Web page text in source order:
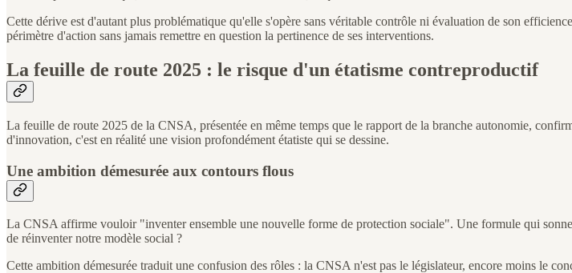
Cette dérive est d'autant plus problématique qu'elle s'opère sans véritable contrôle ni évaluation de son
périmètre d'action sans jamais remettre en question la pertinence de ses interventions.
La feuille de route 2025 : le risque d'un étatisme contreproductif
La feuille de route 2025 de la CNSA, présentée en même temps que le rapport de la branche autonomie,
d'innovation, c'est en réalité une vision profondément étatiste qui se dessine.
Une ambition démesurée aux contours flous
La CNSA affirme vouloir "inventer ensemble une nouvelle forme de protection sociale". Une formule qui
de réinventer notre modèle social ?
Cette ambition démesurée traduit une confusion des rôles : la CNSA n'est pas le législateur, encore moins le